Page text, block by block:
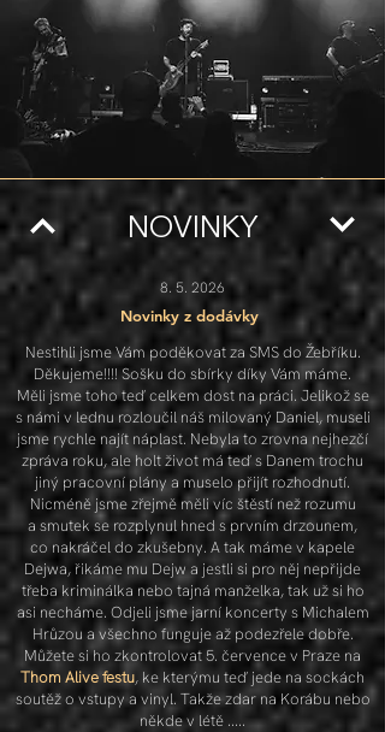
NOVINKY
8. 5. 2026
Novinky z dodávky
Nestihli jsme Vám poděkovat za SMS do Žebříku.
Děkujeme!!!! Sošku do sbírky díky Vám máme.
Měli jsme toho teď celkem dost na práci. Jelikož se
s námi v lednu rozloučil náš milovaný Daniel, museli
jsme rychle najít náplast. Nebyla to zrovna nejhezčí
zpráva roku, ale holt život má teď s Danem trochu
jiný pracovní plány a muselo přijít rozhodnutí.
Nicméně jsme zřejmě měli víc štěstí než rozumu
a smutek se rozplynul hned s prvním drzounem,
co nakráčel do zkušebny. A tak mámev kapele
Dejwa, řikáme mu Dejw a jestli si pro něj nepřijde
třeba kriminálka nebo tajná manželka, tak už si ho
asi necháme. Odjeli jsme jarní koncerty s Michalem
Hrůzou a všechno funguje až podezřele dobře.
Můžete si ho zkontrolovat5. července v Praze na
Thom Alive festu, ke kterýmu teď jede na sockách
soutěžo vstupy a vinyl. Takže zdar na Korábu nebo
někde v létě .....